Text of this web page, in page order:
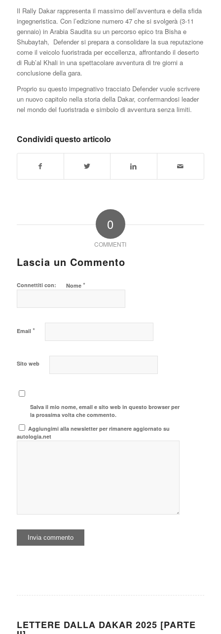
Il Rally Dakar rappresenta il massimo dell’avventura e della sfida
ingegneristica. Con l’edizione numero 47 che si svolgerà (3-11
gennaio) in Arabia Saudita su un percorso epico tra Bisha e
Shubaytah, Defender si prepara a consolidare la sua reputazione
come il veicolo fuoristrada per eccellenza, affrontando il deserto
di Rub’al Khali in una spettacolare avventura di tre giorni a
conclusione della gara.
Proprio su questo impegnativo tracciato Defender vuole scrivere
un nuovo capitolo nella storia della Dakar, confermandosi leader
nel mondo del fuoristrada e simbolo di avventura senza limiti.
Condividi questo articolo
0
COMMENTI
Lascia un Commento
Connettiti con: Nome *
Email *
Sito web
Salva il mio nome, email e sito web in questo browser per
la prossima volta che commento.
Aggiungimi alla newsletter per rimanere aggiornato su
autologia.net
LETTERE DALLA DAKAR 2025 [PARTE